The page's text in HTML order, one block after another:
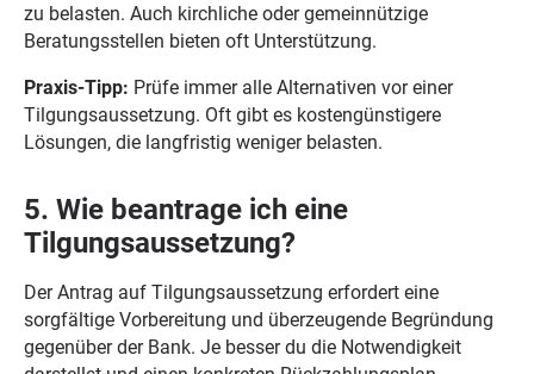
zu belasten. Auch kirchliche oder gemeinnützige
Beratungsstellen bieten oft Unterstützung.
Praxis-Tipp: Prüfe immer alle Alternativen vor einer
Tilgungsaussetzung. Oft gibt es kostengünstigere
Lösungen, die langfristig weniger belasten.
5. Wie beantrage ich eine
Tilgungsaussetzung?
Der Antrag auf Tilgungsaussetzung erfordert eine
sorgfältige Vorbereitung und überzeugende Begründung
gegenüber der Bank. Je besser du die Notwendigkeit